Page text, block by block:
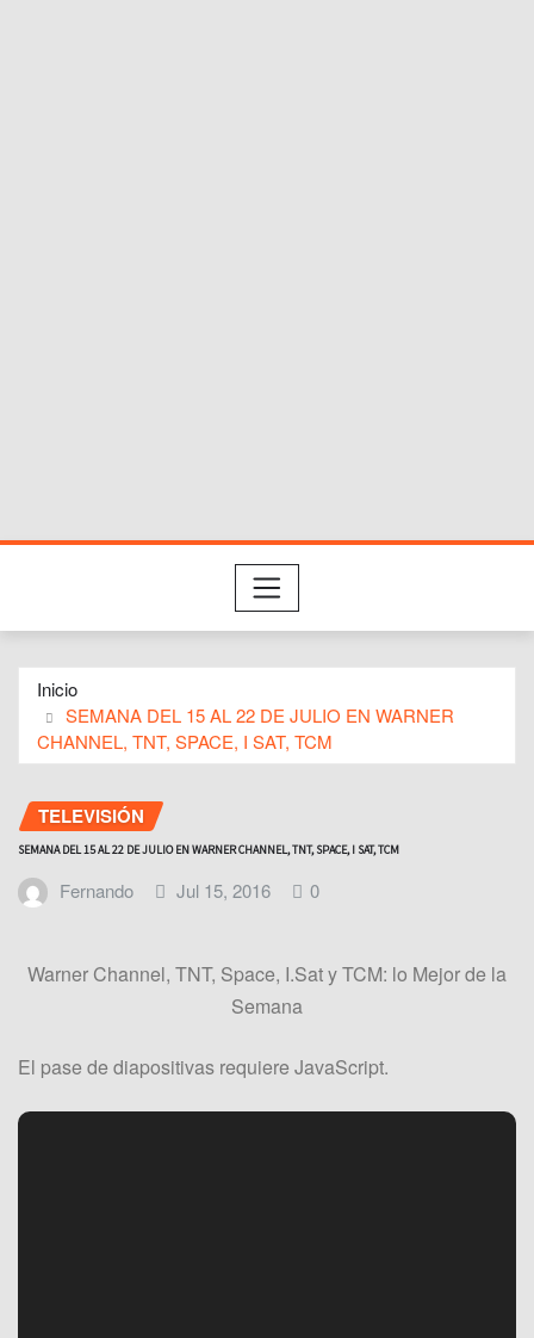
Inicio
SEMANA DEL 15 AL 22 DE JULIO EN WARNER
CHANNEL, TNT, SPACE, I SAT, TCM
TELEVISIÓN
SEMANA DEL 15 AL 22 DE JULIO EN WARNER CHANNEL, TNT, SPACE, I SAT, TCM
Fernando Jul 15, 2016 0
Warner Channel, TNT, Space, I.Sat y TCM: lo Mejor de la
Semana
El pase de diapositivas requiere JavaScript.